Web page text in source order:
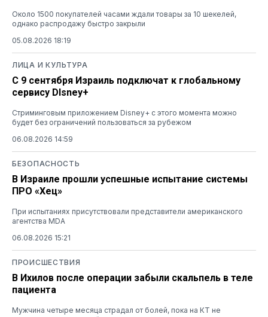
Около 1500 покупателей часами ждали товары за 10 шекелей,
однако распродажу быстро закрыли
05.08.2026 18:19
ЛИЦА И КУЛЬТУРА
С 9 сентября Израиль подключат к глобальному
сервису DIsney+
Стриминговым приложением Disney+ с этого момента можно
будет без ограничений пользоваться за рубежом
06.08.2026 14:59
БЕЗОПАСНОСТЬ
В Израиле прошли успешные испытание системы
ПРО «Хец»
При испытаниях присутствовали представители американского
агентства MDA
06.08.2026 15:21
ПРОИСШЕСТВИЯ
В Ихилов после операции забыли скальпель в теле
пациента
Мужчина четыре месяца страдал от болей, пока на КТ не